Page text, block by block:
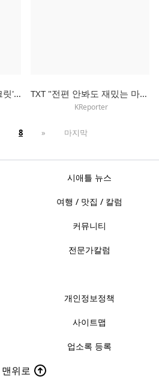
아이브, 25일 '아이브 시크릿'으로 컴백…타이틀곡은 'XOXZ' TXT "전편 안봐도 재밌는 마블 영화처럼…우리 서사에 빠져들길"
KReporter
8 » 마지막
시애틀 뉴스
여행 / 맛집 / 칼럼
커뮤니티
전문가칼럼
개인정보정책
사이트맵
업소록 등록
맨위로